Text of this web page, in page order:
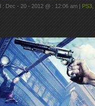
: Dec - 20 - 2012 @ : 12:06 am | PS3